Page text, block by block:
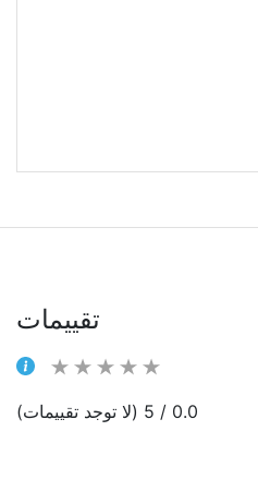
تقييمات
0.0 / 5 (لا توجد تقييمات)